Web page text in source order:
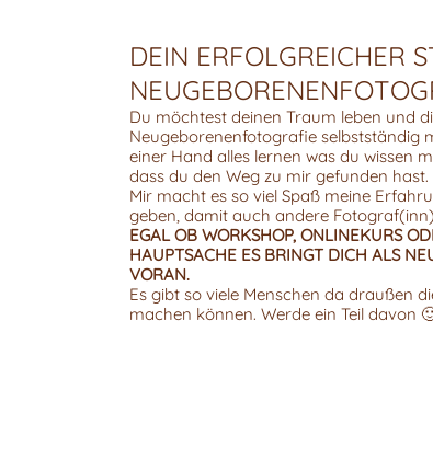
DEIN ERFOLGREICHER
Du möchtest deinen Traum leben und
Neugeborenenfotografie selbstständig
einer Hand alles lernen was du wissen
dass du den Weg zu mir gefunden hast.
Mir macht es so viel Spaß meine
geben, damit auch andere
EGAL OB WORKSHOP, ONLINEKURS
HAUPTSACHE ES BRINGT DICH ALS
VORAN.
Es gibt so viele Menschen da draußen
machen können. Werde ein Teil davon